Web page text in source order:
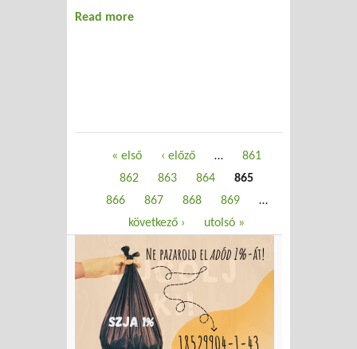
Read more
Oldalak« első ‹ előző …
861
862
863 864
865
866
867 868 869
…
következő ›
utolsó »